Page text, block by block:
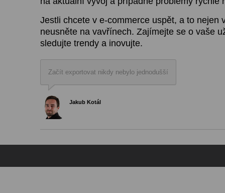
Jestli chcete v e-commerce uspět, a to nejen
neusněte na vavřínech. Zajímejte se o vaše
sledujte trendy a inovujte.
Začít exportovat nikdy nebylo jednodušší
Jakub Kotál